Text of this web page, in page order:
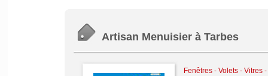
Artisan Menuisier à Tarbes
Fenêtres - Volets - Vitres